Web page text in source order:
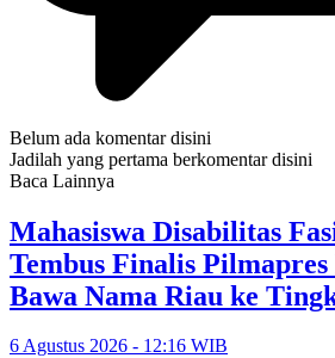
Belum ada komentar disini
Jadilah yang pertama berkomentar disini
Baca Lainnya
Mahasiswa Disabilitas
Tembus Finalis Pilmapres
Bawa Nama Riau ke
6 Agustus 2026 - 12:16 WIB